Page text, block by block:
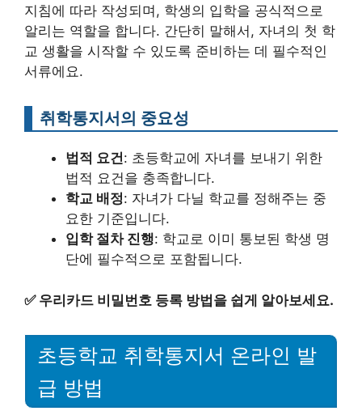
지침에 따라 작성되며, 학생의 입학을 공식적으로
알리는 역할을 합니다. 간단히 말해서, 자녀의 첫 학
교 생활을 시작할 수 있도록 준비하는 데 필수적인
서류에요.
취학통지서의 중요성
법적 요건: 초등학교에 자녀를 보내기 위한
법적 요건을 충족합니다.
학교 배정: 자녀가 다닐 학교를 정해주는 중
요한 기준입니다.
입학 절차 진행: 학교로 이미 통보된 학생 명
단에 필수적으로 포함됩니다.
✅ 우리카드 비밀번호 등록 방법을 쉽게 알아보세요.
초등학교 취학통지서 온라인 발
급 방법